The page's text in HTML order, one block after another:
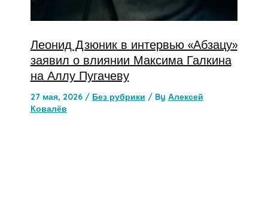
Леонид Дзюник в интервью «Абзацу»
заявил о влиянии Максима Галкина
на Аллу Пугачеву
27 мая, 2026 / Без рубрики / By Алексей
Ковалёв